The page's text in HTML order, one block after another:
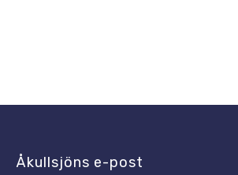
Åkullsjöns e-post